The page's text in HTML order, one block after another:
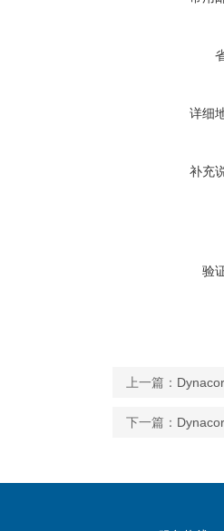
详细
补充
验
上一篇：
下一篇：